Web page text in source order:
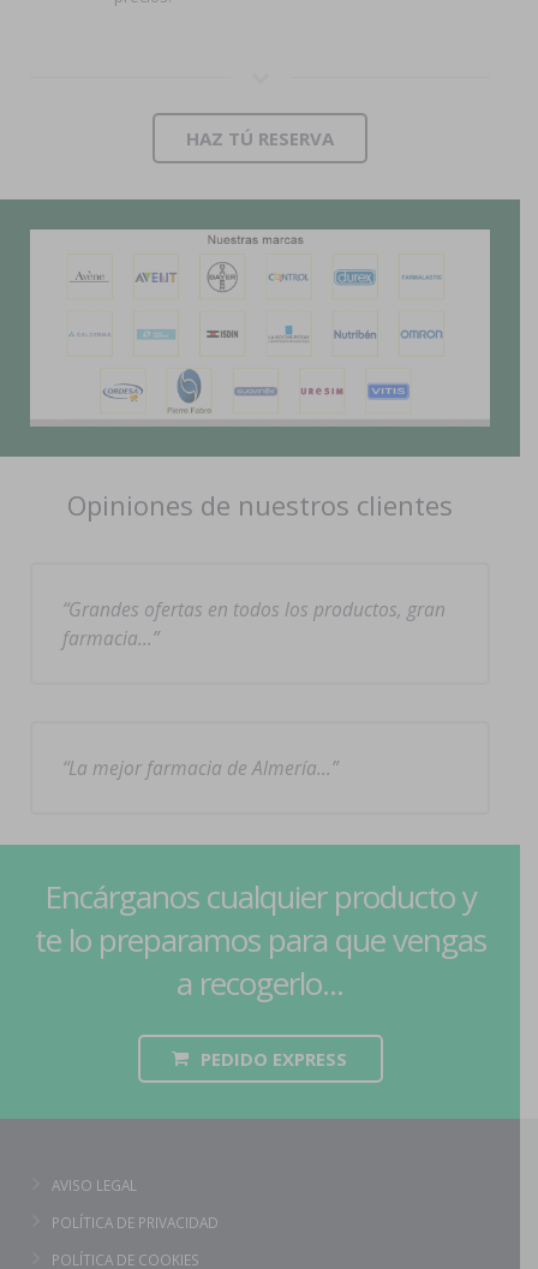
HAZ TÚ RESERVA
Opiniones de nuestros clientes
Grandes ofertas en todos los productos, gran
farmacia…
La mejor farmacia de Almería…
Encárganos cualquier producto y
te lo preparamos para que vengas
a recogerlo...
PEDIDO EXPRESS
AVISO LEGAL
POLÍTICA DE PRIVACIDAD
POLÍTICA DE COOKIES